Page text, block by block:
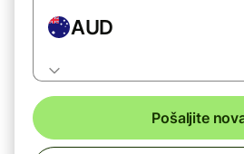
AUD
Pošaljite